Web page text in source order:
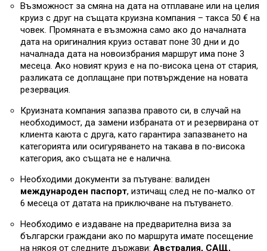
Възможност за смяна на дата на отплаване или на целия
круиз с друг на същата круизна компания – такса 50 € на
човек. Промяната е възможна само ако до началната
дата на оригиналния круиз остават поне 30 дни и до
началнада дата на новоизбрания маршрут има поне 3
месеца. Ако новият круиз е на по-висока цена от стария,
разликата се доплащане при потвърждение на новата
резервация.
Круизната компания запазва правото си, в случай на
необходимост, да замени избраната от и резервирана от
клиента каюта с друга, като гарантира запазването на
категорията или осигуряването на такава в по-висока
категория, ако същата не е налична.
Необходими документи за пътуване: валиден
международен паспорт, изтичащ след не по-малко от
6 месеца от датата на приключване на пътуването.
Необходимо е издаване на предварителна виза за
български граждани ако по маршрута имате посещение
на някоя от следните държави: Австралия, САЩ,